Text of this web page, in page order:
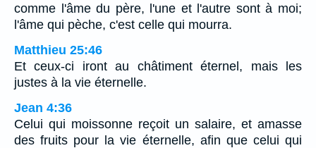
comme l'âme du père, l'une et l'autre sont à moi;
l'âme qui pèche, c'est celle qui mourra.
Matthieu 25:46
Et ceux-ci iront au châtiment éternel, mais les
justes à la vie éternelle.
Jean 4:36
Celui qui moissonne reçoit un salaire, et amasse
des fruits pour la vie éternelle, afin que celui qui